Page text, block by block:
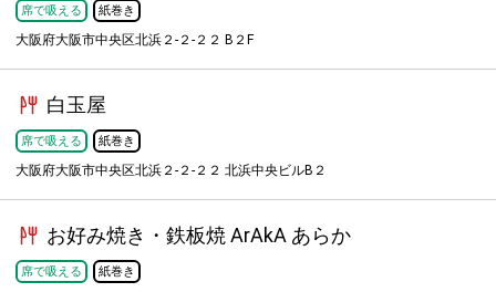
席で吸える 紙巻き
大阪府大阪市中央区北浜２-２-２２ B２F
白玉屋
席で吸える 紙巻き
大阪府大阪市中央区北浜２-２-２２ 北浜中央ビルB２
お好み焼き・鉄板焼 ArAkA あらか
席で吸える 紙巻き